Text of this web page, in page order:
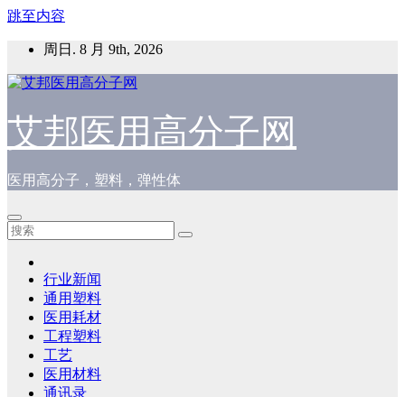
跳至内容
周日. 8 月 9th, 2026
艾邦医用高分子网
医用高分子，塑料，弹性体
行业新闻
通用塑料
医用耗材
工程塑料
工艺
医用材料
通讯录